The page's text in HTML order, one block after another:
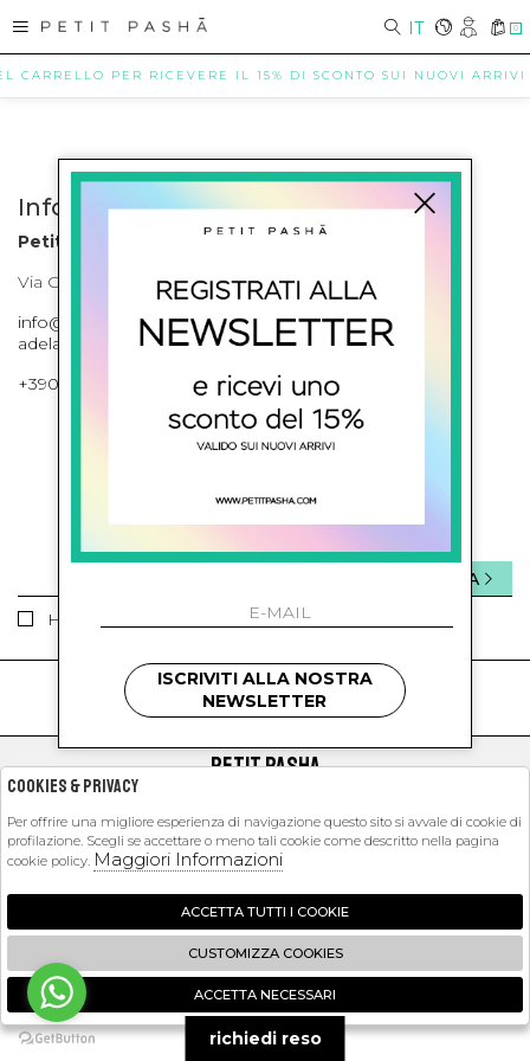
IT 0
CARRELLO PER RICEVERE IL 15% DI SCONTO SUI NUOVI
Info contatti
Petit Pasha
Via Cilea, 255 Napoli Corso Umberto I 301 Napoli
info@petitpasha.com, petitpasha@hotmail.it,
adelaide.petitpasha@hotmail.com
+39081643421 , +390812351280
ISCRIVITI ALLA NEWSLETTER
Ho letto ed accettato le condizioni sulla privacy.
INVIA
kids
PETIT PASHA
EXTRA
2026 Petit Pasha - P.iva : 09423341214 Powered by
Zucchetti
🍪
ISCRIVITI ALLA NOSTRA
NEWSLETTER
richiedi reso
Cookies & Privacy
Per offrire una migliore esperienza di navigazione questo sito si avvale di cookie di
profilazione. Scegli se accettare o meno tali cookie come descritto nella pagina
cookie policy. Maggiori Informazioni
ACCETTA TUTTI I COOKIE
CUSTOMIZZA COOKIES
ACCETTA NECESSARI